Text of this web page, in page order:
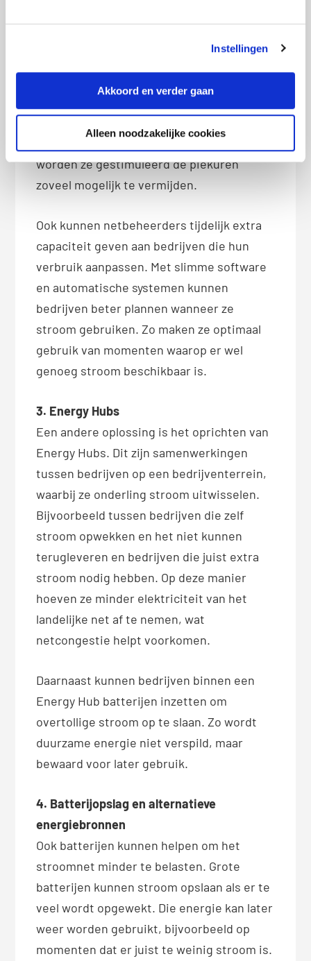
Instellingen
Akkoord en verder gaan
Alleen noodzakelijke cookies
stroom gebruiken op rustige momenten,
zoals ‘s nachts of in het weekend, kunnen
profiteren van lagere stroomtarieven. Zo
worden ze gestimuleerd de piekuren
zoveel mogelijk te vermijden.
Ook kunnen netbeheerders tijdelijk extra
capaciteit geven aan bedrijven die hun
verbruik aanpassen. Met slimme software
en automatische systemen kunnen
bedrijven beter plannen wanneer ze
stroom gebruiken. Zo maken ze optimaal
gebruik van momenten waarop er wel
genoeg stroom beschikbaar is.
3. Energy Hubs
Een andere oplossing is het oprichten van
Energy Hubs. Dit zijn samenwerkingen
tussen bedrijven op een bedrijventerrein,
waarbij ze onderling stroom uitwisselen.
Bijvoorbeeld tussen bedrijven die zelf
stroom opwekken en het niet kunnen
terugleveren en bedrijven die juist extra
stroom nodig hebben. Op deze manier
hoeven ze minder elektriciteit van het
landelijke net af te nemen, wat
netcongestie helpt voorkomen.
Daarnaast kunnen bedrijven binnen een
Energy Hub batterijen inzetten om
overtollige stroom op te slaan. Zo wordt
duurzame energie niet verspild, maar
bewaard voor later gebruik.
4. Batterijopslag en alternatieve
energiebronnen
Ook batterijen kunnen helpen om het
stroomnet minder te belasten. Grote
batterijen kunnen stroom opslaan als er te
veel wordt opgewekt. Die energie kan later
weer worden gebruikt, bijvoorbeeld op
momenten dat er juist te weinig stroom is.